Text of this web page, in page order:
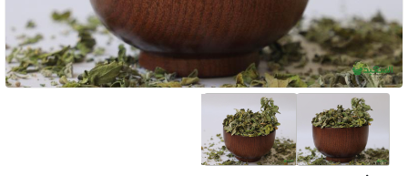
عدد وادوات
اكسسورات تصوير
طاقة شمسية
اكسسورات
ساعات